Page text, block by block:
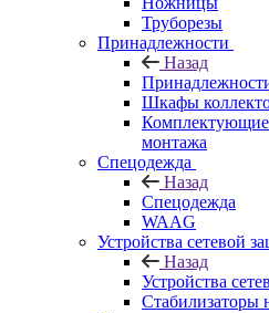
Труборезы
Принадлежности
Назад
Шкафы
Комплектующие
монтажа
Спецодежда
Назад
Спецодежда
WAAG
Устройства сетевой
Назад
Устройства
Стабилизаторы